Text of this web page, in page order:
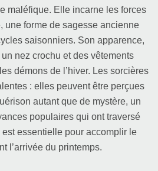
maléfique. Elle incarne les forces
une forme de sagesse ancienne
saisonniers. Son apparence,
nez crochu et des vêtements
démons de l’hiver. Les sorcières
: elles peuvent être perçues
autant que de mystère, un
populaires qui ont traversé
est essentielle pour accomplir le
l’arrivée du printemps.